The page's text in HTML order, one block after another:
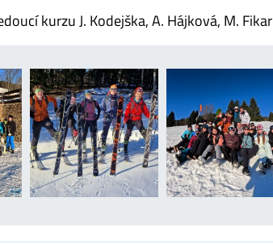
kurzu J. Kodejška, A. Hájková, M. Fikar